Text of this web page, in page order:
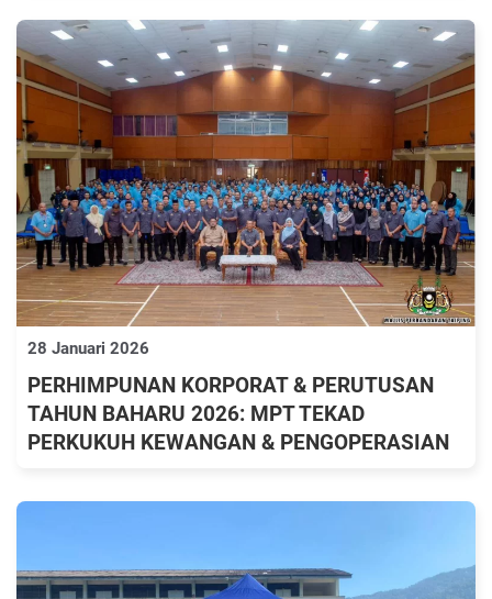
28 Januari 2026
PERHIMPUNAN KORPORAT & PERUTUSAN
TAHUN BAHARU 2026: MPT TEKAD
PERKUKUH KEWANGAN & PENGOPERASIAN